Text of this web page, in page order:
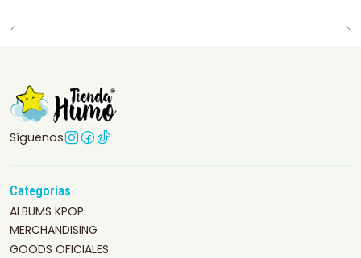
Síguenos
Categorías
ALBUMS KPOP
MERCHANDISING
GOODS OFICIALES